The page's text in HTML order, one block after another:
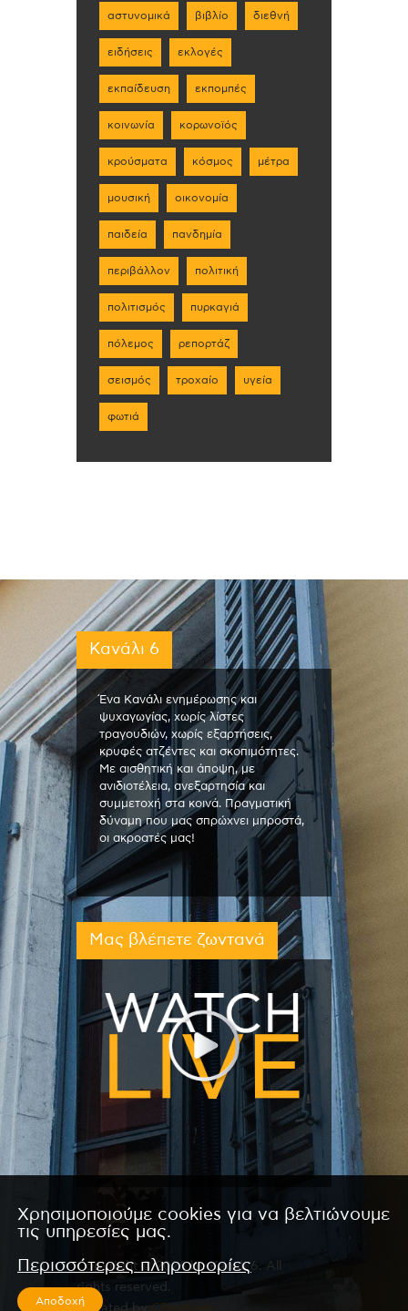
αστυνομικά βιβλίο διεθνή
ειδήσεις εκλογές
εκπαίδευση εκπομπές
κοινωνία κορωνοϊός
κρούσματα κόσμος μέτρα
μουσική οικονομία
παιδεία πανδημία
περιβάλλον πολιτική
πολιτισμός πυρκαγιά
πόλεμος ρεπορτάζ
σεισμός τροχαίο υγεία
φωτιά
Κανάλι 6
Ένα Κανάλι ενημέρωσης και
ψυχαγωγίας, χωρίς λίστες
τραγουδιών, χωρίς εξαρτήσεις,
κρυφές ατζέντες και σκοπιμότητες.
Με αισθητική και άποψη, με
ανιδιοτέλεια, ανεξαρτησία και
συμμετοχή στα κοινά. Πραγματική
δύναμη που μας σπρώχνει μπροστά,
οι ακροατές μας!
Μας βλέπετε ζωντανά
Copyright © 2026 by Kanali 6. All
rights reserved.
Χρησιμοποιούμε cookies για να βελτιώνουμε
τις υπηρεσίες μας.
Περισσότερες πληροφορίες
Αποδοχή